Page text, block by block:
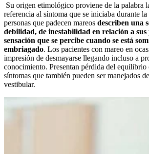
Su origen etimológico proviene de la palabra
referencia al síntoma que se iniciaba durante
personas que padecen mareos describen una
debilidad, de inestabilidad en relación a sus
sensación que se percibe cuando se está
embriagado. Los pacientes con mareo en
impresión de desmayarse llegando incluso a
conocimiento. Presentan pérdida del equilibrio
síntomas que también pueden ser manejados
vestibular.